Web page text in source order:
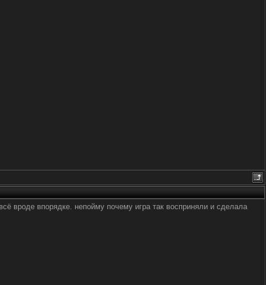
вроде впорядке. непойму почему игра так восприняли и сделала